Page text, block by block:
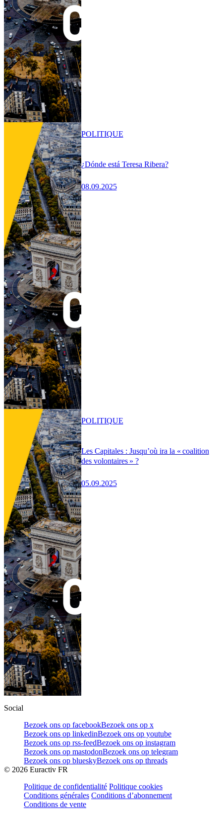
¿Dónde está Teresa Ribera?
08.09.2025
POLITIQUE
Les Capitales : Jusqu’où ira la « coalition
des volontaires » ?
05.09.2025
POLITIQUE
Social
Bezoek ons op facebookBezoek ons op x
Bezoek ons op linkedinBezoek ons op youtube
Bezoek ons op rss-feedBezoek ons op instagram
Bezoek ons op mastodonBezoek ons op telegram
Bezoek ons op blueskyBezoek ons op threads
© 2026 Euractiv FR
Politique de confidentialité Politique cookies
Conditions générales Conditions d’abonnement
Conditions de vente